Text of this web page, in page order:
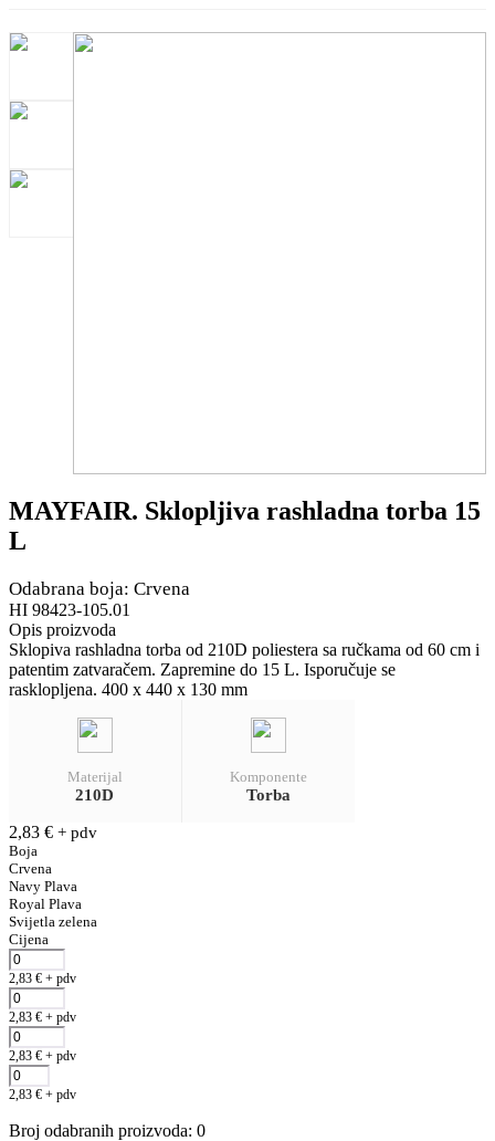
MAYFAIR. Sklopljiva rashladna torba 15
L
Odabrana boja: Crvena
HI 98423-105.01
Opis proizvoda
Sklopiva rashladna torba od 210D poliestera sa ručkama od 60 cm i
patentim zatvaračem. Zapremine do 15 L. Isporučuje se
rasklopljena. 400 x 440 x 130 mm
Materijal
210D
Komponente
Torba
2,83 € + pdv
Boja
Crvena
Navy Plava
Royal Plava
Svijetla zelena
Cijena
2,83 € + pdv
2,83 € + pdv
2,83 € + pdv
2,83 € + pdv
Broj odabranih proizvoda: 0